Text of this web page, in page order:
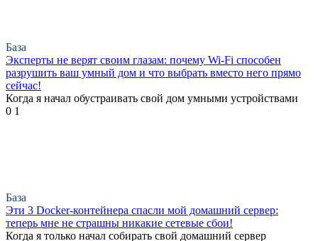
База
Эксперты не верят своим глазам: почему Wi-Fi способен
разрушить ваш умный дом и что выбрать вместо него прямо
сейчас!
Когда я начал обустраивать свой дом умными устройствами
0 1
База
Эти 3 Docker-контейнера спасли мой домашний сервер:
теперь мне не страшны никакие сетевые сбои!
Когда я только начал собирать свой домашний сервер